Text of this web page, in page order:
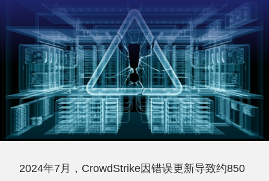
2024年7月，CrowdStrike因错误更新导致约850